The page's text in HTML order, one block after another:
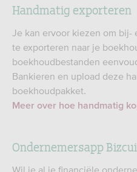
Handmatig exporteren
Je kan ervoor kiezen om bij-
te exporteren naar je
boekhoudbestanden
Bankieren en upload deze
boekhoudpakket.
Meer over hoe handmatig
Ondernemersapp
Wil je al je financiële